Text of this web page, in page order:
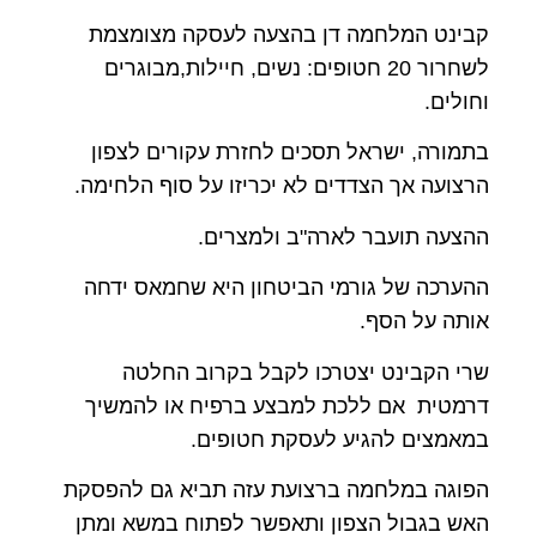
קבינט המלחמה דן בהצעה לעסקה מצומצמת
לשחרור 20 חטופים: נשים, חיילות,מבוגרים
וחולים.
בתמורה, ישראל תסכים לחזרת עקורים לצפון
הרצועה אך הצדדים לא יכריזו על סוף הלחימה.
ההצעה תועבר לארה"ב ולמצרים.
ההערכה של גורמי הביטחון היא שחמאס ידחה
אותה על הסף.
שרי הקבינט יצטרכו לקבל בקרוב החלטה
דרמטית אם ללכת למבצע ברפיח או להמשיך
במאמצים להגיע לעסקת חטופים.
הפוגה במלחמה ברצועת עזה תביא גם להפסקת
האש בגבול הצפון ותאפשר לפתוח במשא ומתן